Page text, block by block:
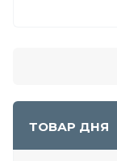
ТОВАР ДНЯ